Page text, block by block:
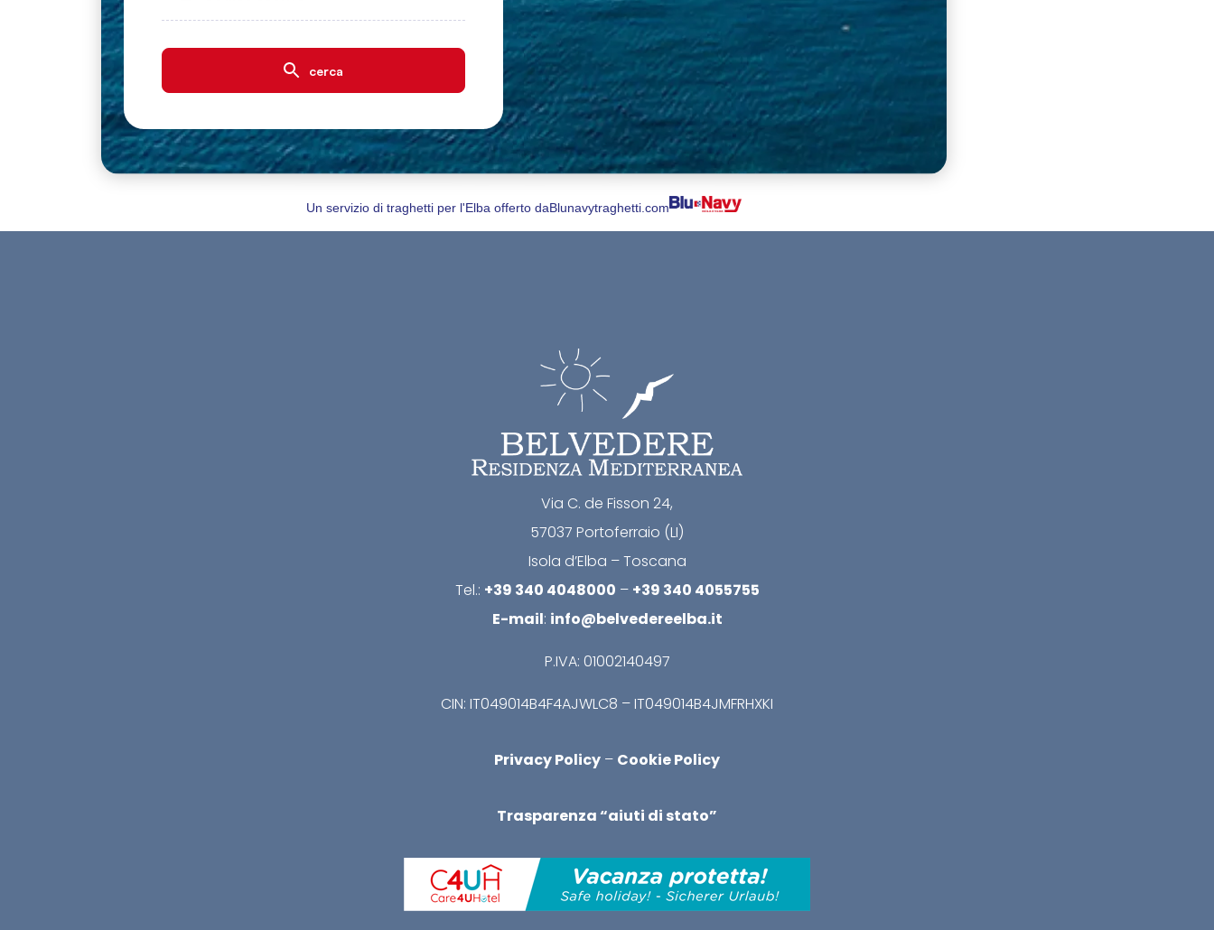
Un servizio di traghetti per l'Elba offerto daBlunavytraghetti.com
Via C. de Fisson 24,
57037 Portoferraio (LI)
Isola d’Elba – Toscana
Tel.: +39 340 4048000 – +39 340 4055755
E-mail: info@belvedereelba.it
P.IVA: 01002140497
CIN: IT049014B4F4AJWLC8 – IT049014B4JMFRHXKI
Privacy Policy – Cookie Policy
Trasparenza “aiuti di stato”